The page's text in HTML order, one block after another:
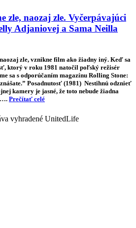
zle, naozaj zle. Vyčerpávajúci
Adjaniovej a Sama Neilla
zle, vznikne film ako žiadny iný. Keď sa
ktorý v roku 1981 natočil poľský režisér
sa s odporúčaním magazínu Rolling Stone:
Posadnutosť (1981) Nestihnú odznieť
kamery je jasné, že toto nebude žiadna
Prečítať celé
vyhradené UnitedLife